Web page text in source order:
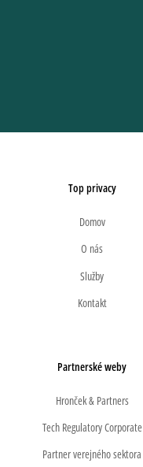
Top privacy
Domov
O nás
Služby
Kontakt
Partnerské weby
Hronček & Partners
Tech Regulatory Corporate
Partner verejného sektora